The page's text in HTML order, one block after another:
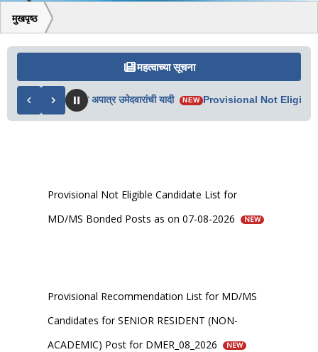
मुखपृष्ठ
महत्वाच्या सूचना
फेरीतील पात्र व अपात्र उमेदवारांची यादी NEW Provisional Not Eligible
Provisional Not Eligible Candidate List for
MD/MS Bonded Posts as on 07-08-2026
NEW
Provisional Recommendation List for MD/MS
Candidates for SENIOR RESIDENT (NON-
ACADEMIC) Post for DMER_08_2026
NEW